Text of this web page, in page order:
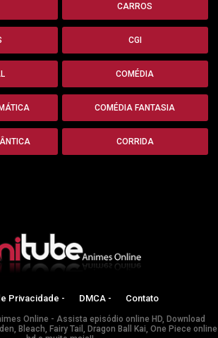
CARROS
CGI
COMÉDIA
COMÉDIA FANTASIA
CORRIDA
Privacidade - DMCA - Contato
Online - Assista episódio online HD, Download
Bleach, Fairy Tail, Dragon Ball Kai, One Piece online